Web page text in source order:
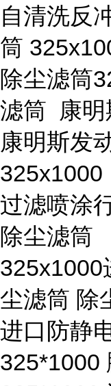
自清洗反
筒
除尘滤筒
滤筒 康明
康明斯发
过滤喷涂
除尘滤筒
325x1000
尘滤筒 除
进口防静
325*1000